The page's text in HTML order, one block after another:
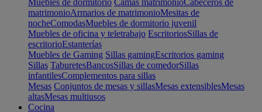
Muebles de dormitorio Camas matrimonioCabeceros de
matrimonioArmarios de matrimonioMesitas de
nocheComodasMuebles de dormitorio juvenil
Muebles de oficina y teletrabajo EscritoriosSillas de
escritorioEstanterías
Muebles de Gaming Sillas gamingEscritorios gaming
Sillas TaburetesBancosSillas de comedorSillas
infantilesComplementos para sillas
Mesas Conjuntos de mesas y sillasMesas extensiblesMesas
altasMesas multiusos
Cocina